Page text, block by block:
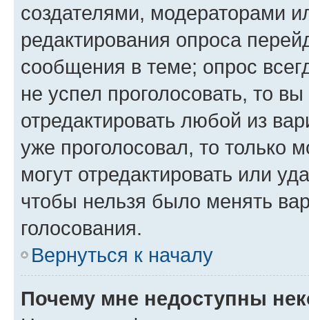
создателями, модераторами
редактирования опроса
сообщения в теме; опрос
не успел проголосовать, то
отредактировать любой из
уже проголосовал, то только
могут отредактировать или
чтобы нельзя было менять
голосования.
Вернуться к началу
Почему мне недоступны